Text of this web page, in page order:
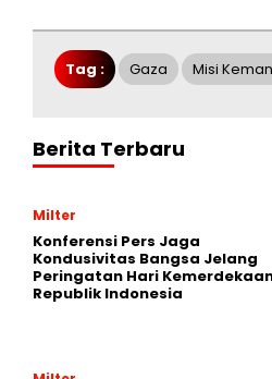
Tag : Gaza Misi
Berita Terbaru
Milter
Konferensi Pers Jaga
Kondusivitas Bangsa Jelang
Peringatan Hari
Republik Indonesia